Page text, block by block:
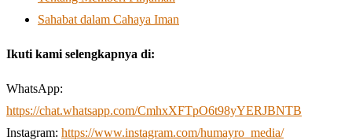
Sahabat dalam Cahaya Iman
Ikuti kami selengkapnya di:
WhatsApp:
https://chat.whatsapp.com/CmhxXFTpO6t98yYERJBNTB
Instagram: https://www.instagram.com/humayro_media/